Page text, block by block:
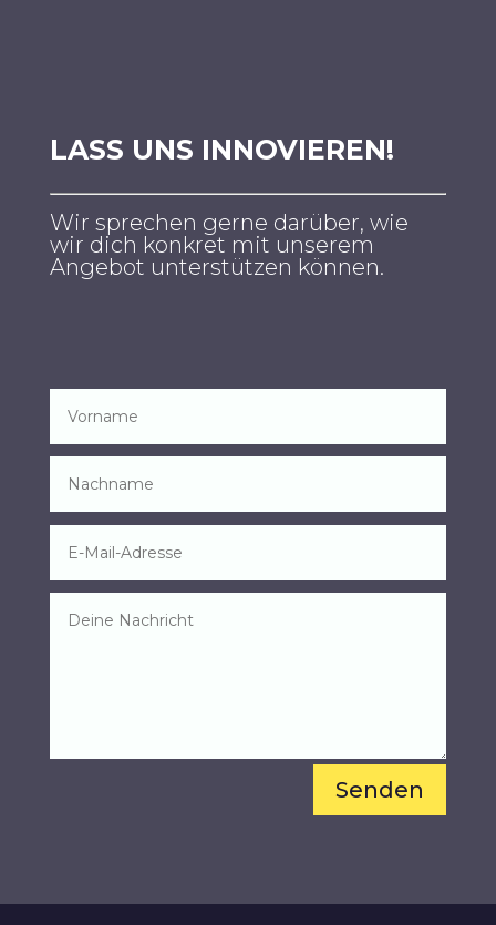
LASS UNS INNOVIEREN!
Wir sprechen gerne darüber, wie
wir dich konkret mit unserem
Angebot unterstützen können.
Senden